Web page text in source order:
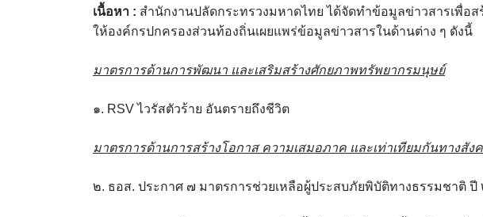
เนื้อหา : สำนักงานปลัดกระทรวงมหาดไทย ได้จัดทำข้อมูลข่าวสารเพื่อ
ให้องค์กรปกครองส่วนท้องถิ่นเผยแพร่ข้อมูลข่าวสารในด้านต่าง ๆ ดังนี้
มาตรการด้านการพัฒนา และเสริมสร้างศักยภาพทรัพยากรมนุษย์
๑. RSV ไวรัสตัวร้าย อันตรายถึงชีวิต
มาตรการด้านการสร้างโอกาส ความเสมอภาค และเท่าเทียมกันทางสัง
๒. ธอส. ประกาศ ๗ มาตรการช่วยเหลือผู้ประสบภัยพิบัติทางธรรมชาติ